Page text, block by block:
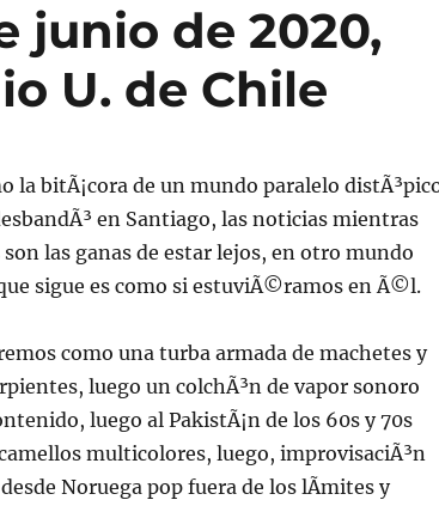
junio de 2020,
U. de Chile
la bitÃ¡cora de un mundo paralelo
en Santiago, las noticias mientras
las ganas de estar lejos, en otro mundo
sigue es como si estuviÃ©ramos en Ã©l.
como una turba armada de machetes y
luego un colchÃ³n de vapor sonoro
luego al PakistÃ¡n de los 60s y 70s
multicolores, luego, improvisaciÃ³n
Noruega pop fuera de los lÃ­mites y